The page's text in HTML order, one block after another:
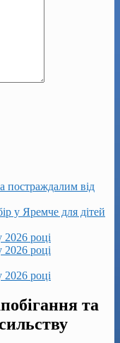
постраждалим від
у Яремче для дітей
2026 році
2026 році
2026 році
та